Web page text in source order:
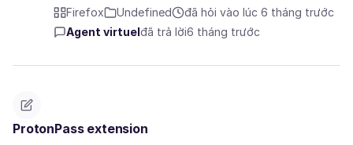
Firefox Undefined
đã hỏi vào lúc 6 tháng trước
Agent virtuel đã trả lời6 tháng trước
ProtonPass extension